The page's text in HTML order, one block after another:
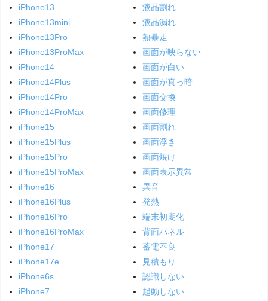
iPhone13
iPhone13mini
iPhone13Pro
iPhone13ProMax
iPhone14
iPhone14Plus
iPhone14Pro
iPhone14ProMax
iPhone15
iPhone15Plus
iPhone15Pro
iPhone15ProMax
iPhone16
iPhone16Plus
iPhone16Pro
iPhone16ProMax
iPhone17
iPhone17e
iPhone6s
iPhone7
液晶割れ
液晶漏れ
熱暴走
画面が映らない
画面が白い
画面が真っ暗
画面交換
画面修理
画面割れ
画面浮き
画面焼け
画面表示異常
異音
発熱
端末初期化
背面パネル
蓄電不良
見積もり
認識しない
起動しない